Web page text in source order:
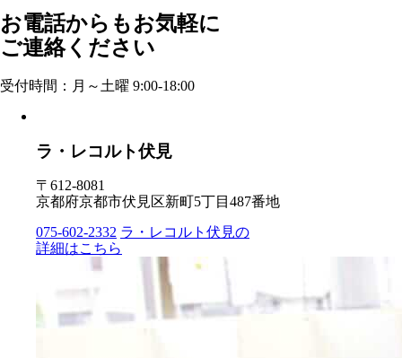
お電話からもお気軽に
ご連絡ください
受付時間：月～土曜 9:00-18:00
ラ・レコルト伏見
〒612-8081
京都府京都市伏見区新町5丁目487番地
075-602-2332 ラ・レコルト伏見の
詳細はこちら